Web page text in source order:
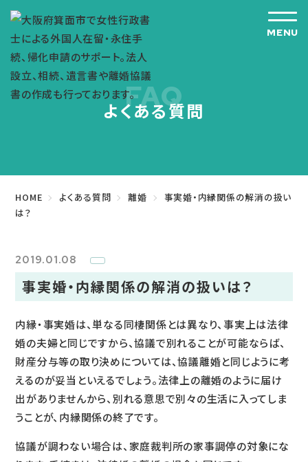
FAQ
よくある質問
HOME よくある質問 離婚
事実婚・内縁関係の解消の扱い
は？
2019.01.08
事実婚・内縁関係の解消の扱いは？
内縁・事実婚は、単なる同棲関係とは異なり、事実上は法律
婚の夫婦と同じですから、協議で別れることが可能ならば、
財産分与等の取り決めについては、協議離婚と同じように考
えるのが妥当といえるでしょう。法律上の離婚のように届け
出がありませんから、別れる意思で別々の生活に入ってしま
うことが、内縁関係の終了です。
協議が調わない場合は、家庭裁判所の家事調停の対象にな